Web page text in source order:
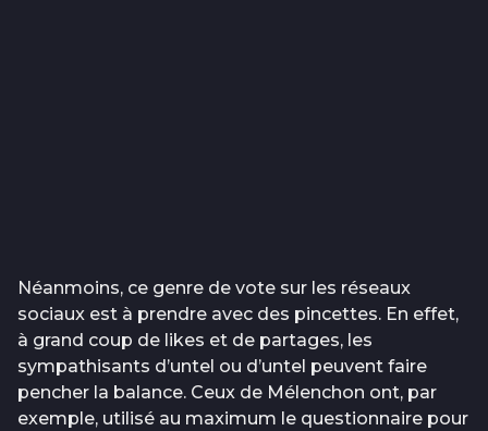
Néanmoins, ce genre de vote sur les réseaux
sociaux est à prendre avec des pincettes. En effet,
à grand coup de likes et de partages, les
sympathisants d’untel ou d’untel peuvent faire
pencher la balance. Ceux de Mélenchon ont, par
exemple, utilisé au maximum le questionnaire pour